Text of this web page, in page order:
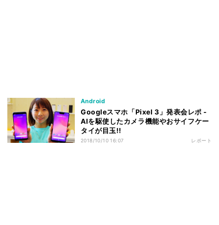
Android
Googleスマホ「Pixel 3」発表会レポ -
AIを駆使したカメラ機能やおサイフケー
タイが目玉!!
2018/10/10 16:07 レポート